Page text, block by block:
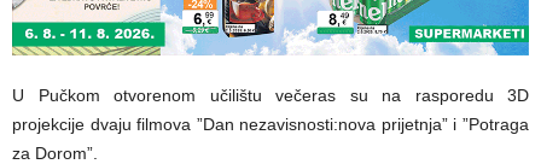
U Pučkom otvorenom učilištu večeras su na rasporedu 3D
projekcije dvaju filmova ”Dan nezavisnosti:nova prijetnja” i ”Potraga
za Dorom”.